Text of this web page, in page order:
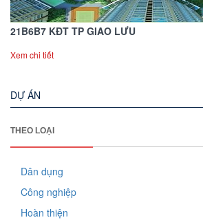
21B6B7 KĐT TP GIAO LƯU
Xem chi tiết
DỰ ÁN
THEO LOẠI
Dân dụng
Công nghiệp
Hoàn thiện